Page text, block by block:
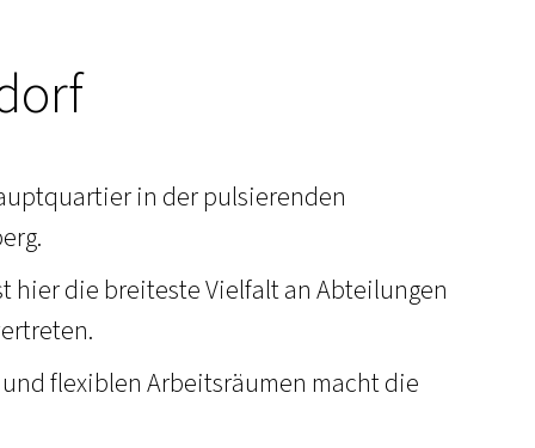
in der pulsierenden
hier die breiteste Vielfalt an Abteilungen
flexiblen Arbeitsräumen macht die